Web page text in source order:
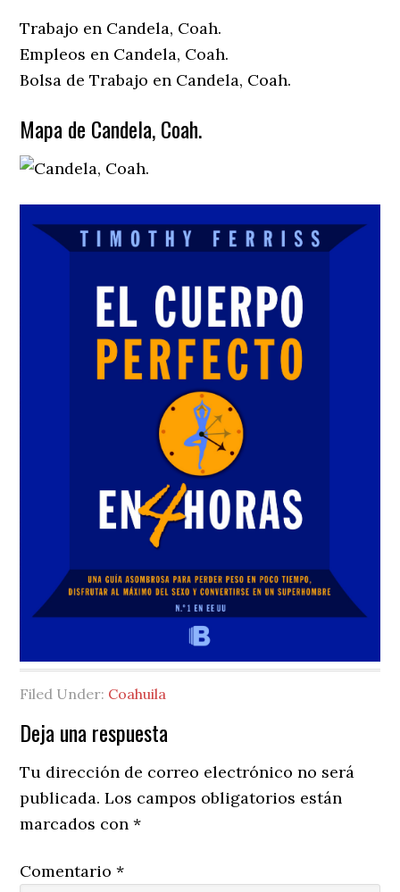
Trabajo en Candela, Coah.
Empleos en Candela, Coah.
Bolsa de Trabajo en Candela, Coah.
Mapa de Candela, Coah.
Filed Under: Coahuila
Reader
Interactions
Deja una respuesta
Tu dirección de correo electrónico no será
publicada. Los campos obligatorios están
marcados con*
Comentario*